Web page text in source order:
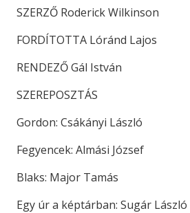
SZERZŐ Roderick Wilkinson
FORDÍTOTTA Lóránd Lajos
RENDEZŐ Gál István
SZEREPOSZTÁS
Gordon: Csákányi László
Fegyencek: Almási József
Blaks: Major Tamás
Egy úr a képtárban: Sugár László